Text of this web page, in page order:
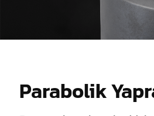
Parabolik